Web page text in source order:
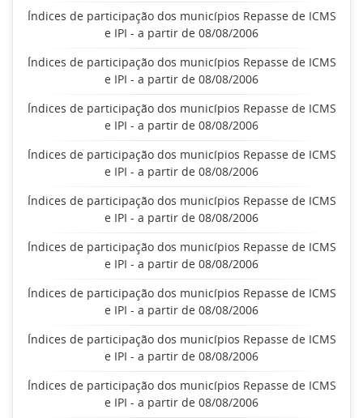
Índices de participação dos municípios Repasse de ICMS
e IPI - a partir de 08/08/2006
Índices de participação dos municípios Repasse de ICMS
e IPI - a partir de 08/08/2006
Índices de participação dos municípios Repasse de ICMS
e IPI - a partir de 08/08/2006
Índices de participação dos municípios Repasse de ICMS
e IPI - a partir de 08/08/2006
Índices de participação dos municípios Repasse de ICMS
e IPI - a partir de 08/08/2006
Índices de participação dos municípios Repasse de ICMS
e IPI - a partir de 08/08/2006
Índices de participação dos municípios Repasse de ICMS
e IPI - a partir de 08/08/2006
Índices de participação dos municípios Repasse de ICMS
e IPI - a partir de 08/08/2006
Índices de participação dos municípios Repasse de ICMS
e IPI - a partir de 08/08/2006